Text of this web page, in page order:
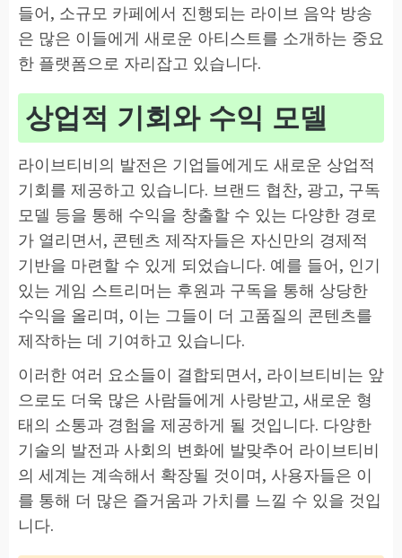
들어, 소규모 카페에서 진행되는 라이브 음악 방송
은 많은 이들에게 새로운 아티스트를 소개하는 중요
한 플랫폼으로 자리잡고 있습니다.
상업적 기회와 수익 모델
라이브티비의 발전은 기업들에게도 새로운 상업적
기회를 제공하고 있습니다. 브랜드 협찬, 광고, 구독
모델 등을 통해 수익을 창출할 수 있는 다양한 경로
가 열리면서, 콘텐츠 제작자들은 자신만의 경제적
기반을 마련할 수 있게 되었습니다. 예를 들어, 인기
있는 게임 스트리머는 후원과 구독을 통해 상당한
수익을 올리며, 이는 그들이 더 고품질의 콘텐츠를
제작하는 데 기여하고 있습니다.
이러한 여러 요소들이 결합되면서, 라이브티비는 앞
으로도 더욱 많은 사람들에게 사랑받고, 새로운 형
태의 소통과 경험을 제공하게 될 것입니다. 다양한
기술의 발전과 사회의 변화에 발맞추어 라이브티비
의 세계는 계속해서 확장될 것이며, 사용자들은 이
를 통해 더 많은 즐거움과 가치를 느낄 수 있을 것입
니다.